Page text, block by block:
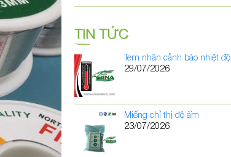
TIN TỨC
Tem nhãn cảnh báo nhiệt độ
29/07/2026
Miếng chỉ thị độ ẩm
23/07/2026